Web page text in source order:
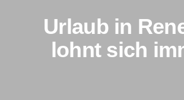
Urlaub in
lohnt sich